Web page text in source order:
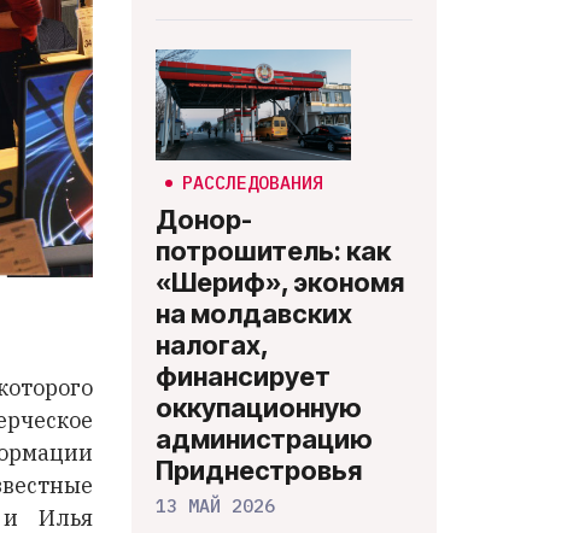
и Илья
РАССЛЕДОВАНИЯ
Донор-
потрошитель: как
«Шериф», экономя
на молдавских
налогах,
финансирует
оккупационную
администрацию
Приднестровья
13 МАЙ 2026